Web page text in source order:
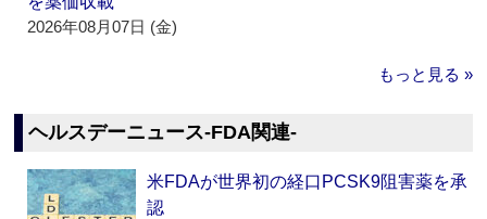
2026年08月07日 (金)
もっと見る »
ヘルスデーニュース‐FDA関連‐
米FDAが世界初の経口PCSK9阻害薬を承
認